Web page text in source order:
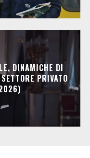
DINAMICHE DI
PRIVATO